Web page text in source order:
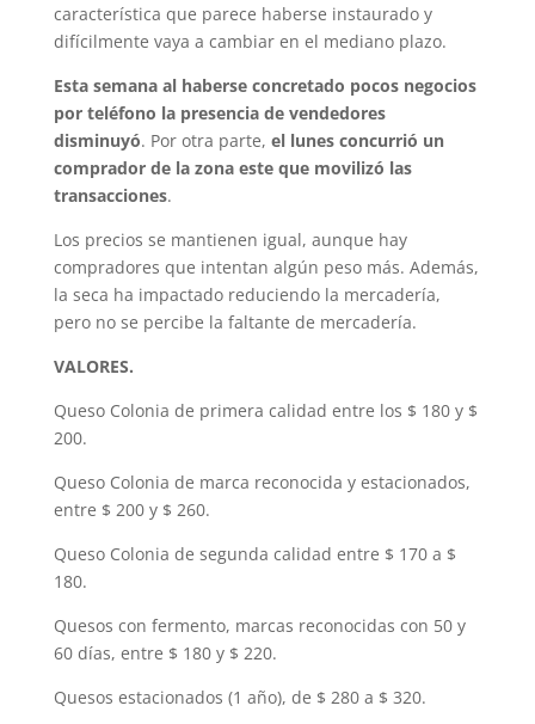
característica que parece haberse instaurado y
difícilmente vaya a cambiar en el mediano plazo.
Esta semana al haberse concretado pocos negocios
por teléfono la presencia de vendedores
disminuyó. Por otra parte, el lunes concurrió un
comprador de la zona este que movilizó las
transacciones.
Los precios se mantienen igual, aunque hay
compradores que intentan algún peso más. Además,
la seca ha impactado reduciendo la mercadería,
pero no se percibe la faltante de mercadería.
VALORES.
Queso Colonia de primera calidad entre los $ 180 y $
200.
Queso Colonia de marca reconocida y estacionados,
entre $ 200 y $ 260.
Queso Colonia de segunda calidad entre $ 170 a $
180.
Quesos con fermento, marcas reconocidas con 50 y
60 días, entre $ 180 y $ 220.
Quesos estacionados (1 año), de $ 280 a $ 320.